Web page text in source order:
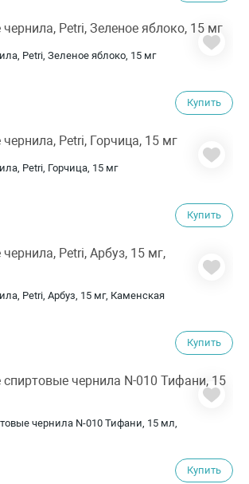
Petri, Зеленое яблоко, 15 мг
Купить
Petri, Горчица, 15 мг
Купить
Petri, Арбуз, 15 мг, Каменская
Купить
чернила N-010 Тифани, 15 мл,
Купить